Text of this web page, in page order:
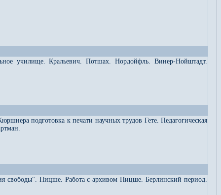
училище. Кральевич. Потшах. Нордойфль. Винер-Нойштадт.
подготовка к печати научных трудов Гете. Педагогическая
свободы". Ницше. Работа с архивом Ницше. Берлинский период.